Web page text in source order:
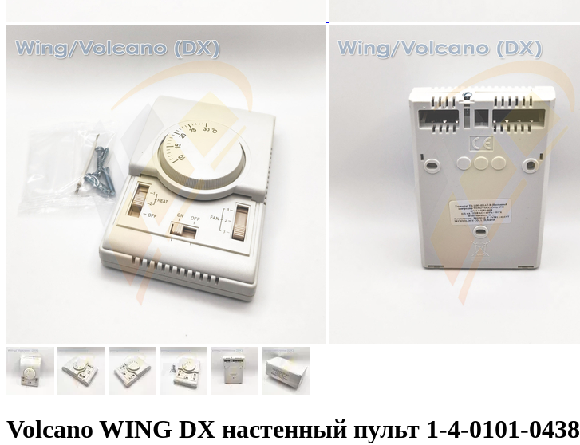
Volcano WING DX настенный пульт 1-4-0101-0438